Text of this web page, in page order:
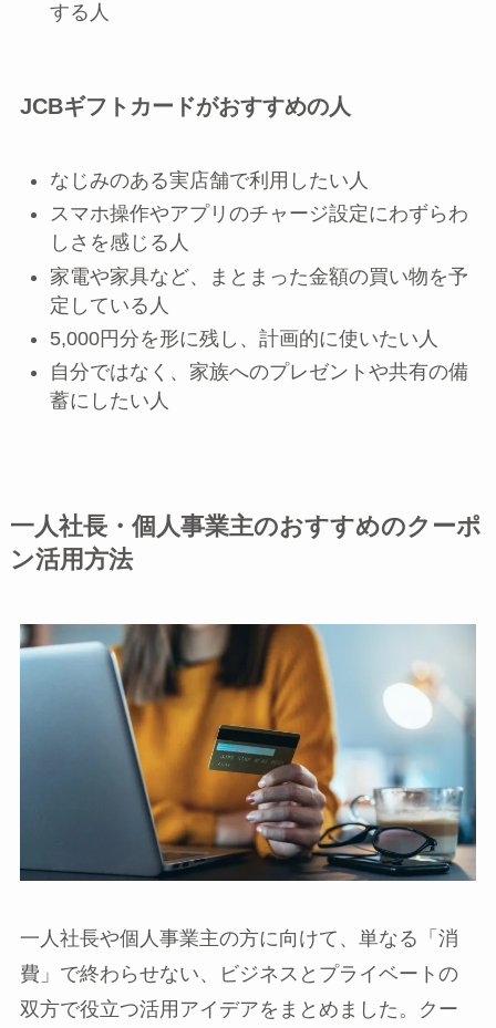
する人
JCBギフトカードがおすすめの人
なじみのある実店舗で利用したい人
スマホ操作やアプリのチャージ設定にわずらわ
しさを感じる人
家電や家具など、まとまった金額の買い物を予
定している人
5,000円分を形に残し、計画的に使いたい人
自分ではなく、家族へのプレゼントや共有の備
蓄にしたい人
一人社長・個人事業主のおすすめのクーポ
ン活用方法
一人社長や個人事業主の方に向けて、単なる「消
費」で終わらせない、ビジネスとプライベートの
双方で役立つ活用アイデアをまとめました。クー